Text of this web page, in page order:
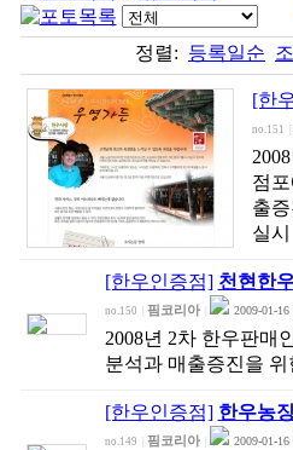
정렬: 등록일순
[한
no.151
점
출
실시
[한우인증점] 천현한
no.150 핌코리아 2009-01-16
2008년 2차 한우판매
분석과 매출증진을 위
[한우인증점] 한우농
no.149 핌코리아 2009-01-16